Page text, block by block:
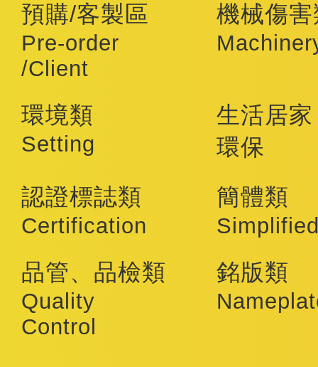
預購/客製區
Pre-order
/Client
機械傷
環境類
Setting
生活居
環保
認證標誌類
Certification
簡體類
品管、品檢類
Quality
Control
銘版類